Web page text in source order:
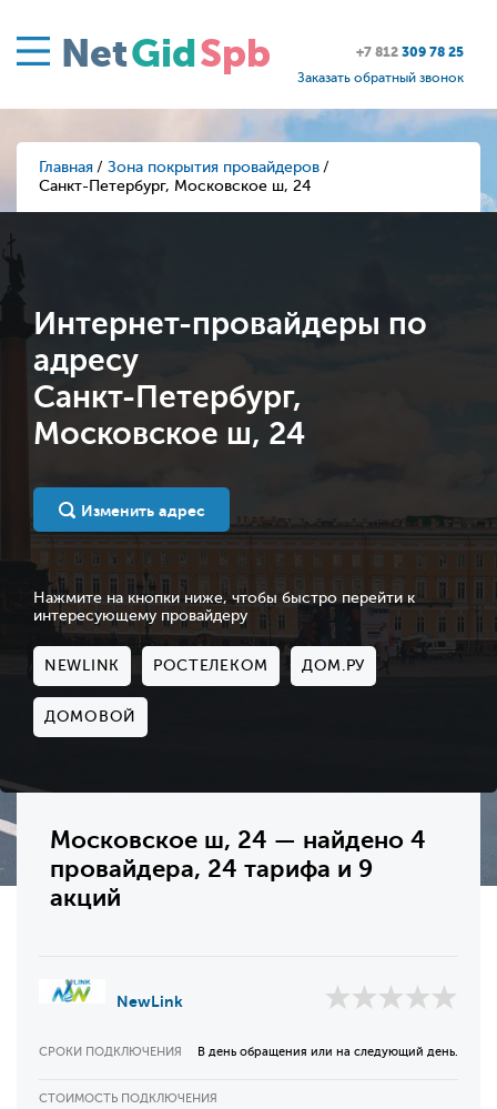
NetGidSpb +7 812 309 78 25
Заказать обратный звонок
Главная
Зона покрытия провайдеров
Санкт-Петербург, Московское ш, 24
Интернет-провайдеры по
адресу
Санкт-Петербург,
Московское ш, 24
Изменить адрес
Нажмите на кнопки ниже, чтобы быстро перейти к
интересующему провайдеру
NEWLINK РОСТЕЛЕКОМ ДОМ.РУ
ДОМОВОЙ
Московское ш, 24 — найдено 4
провайдера, 24 тарифа и 9
акций
NewLink
СРОКИ ПОДКЛЮЧЕНИЯ В день обращения или на следующий день.
СТОИМОСТЬ ПОДКЛЮЧЕНИЯ